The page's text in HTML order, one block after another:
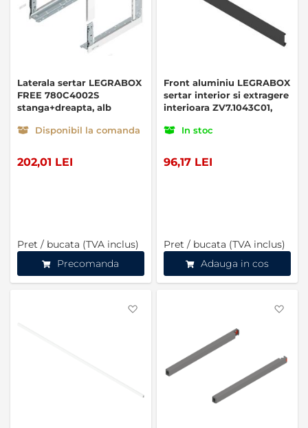
Laterala sertar LEGRABOX
FREE 780C4002S
stanga+dreapta, alb
Disponibil la comanda
202,01 LEI
Pret / bucata (TVA inclus)
Precomanda
Front aluminiu LEGRABOX
sertar interior si extragere
interioara ZV7.1043C01,
In stoc
96,17 LEI
Pret / bucata (TVA inclus)
Adauga in cos